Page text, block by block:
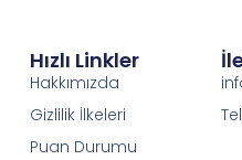
Hızlı Linkler
Hakkımızda
Gizlilik İlkeleri
Puan Durumu